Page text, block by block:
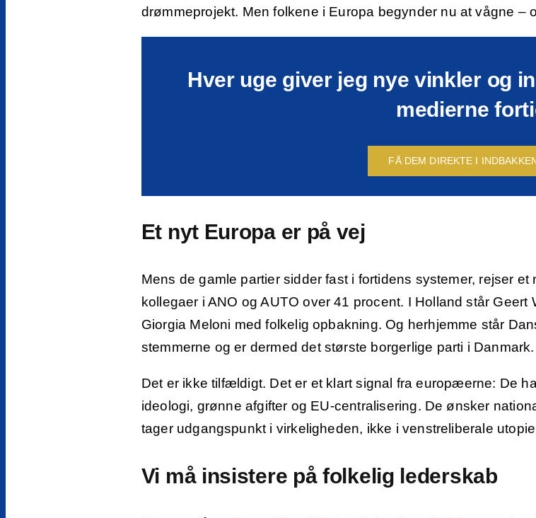
drømmeprojekt. Men folkene i Europa begynder nu at vågne –
Hver uge giver jeg nye vinkler og
medierne
FÅ DEM DIREKTE I
Et nyt Europa er på vej
Mens de gamle partier sidder fast i fortidens systemer, rejser
kollegaer i ANO og AUTO over 41 procent. I Holland står
Giorgia Meloni med folkelig opbakning. Og herhjemme står
stemmerne og er dermed det største borgerlige parti i Danmark.
Det er ikke tilfældigt. Det er et klart signal fra europæerne: De
ideologi, grønne afgifter og EU-centralisering. De ønsker
tager udgangspunkt i virkeligheden, ikke i venstreliberale
Vi må insistere på folkelig lederskab